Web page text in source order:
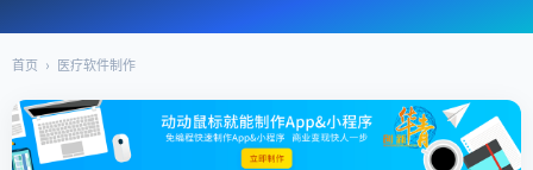
首页 › 医疗软件制作